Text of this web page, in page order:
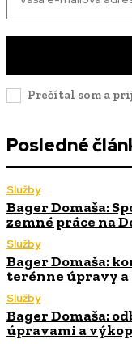
Prečítal som a
Posledné
Služby
Bager Domaša:
zemné práce na
Služby
Bager Domaša:
terénne úpravy
Služby
Bager Domaša:
úpravami a